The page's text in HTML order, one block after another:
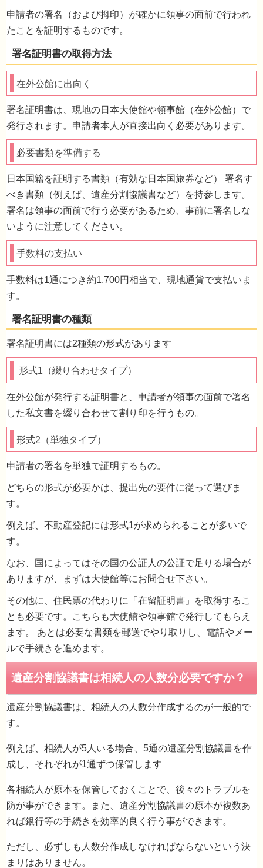
海外に住んでいる相続人がいて、実印があ
せん。どうしたらよいでしょうか？
署名証明書とは？
申請者の署名（および拇印）が確かに領事の面前で行われ
たことを証明するものです。
在外公館に出向く
署名証明書は、現地の日本大使館や領事館（在外公館）で
発行されます。申請者本人が直接出向く必要があります。
必要書類を準備する
日本国籍を証明する書類（有効な日本国旅券など） 署名す
べき書類（例えば、遺産分割協議書など）を持参します。
署名は領事の面前で行う必要があるため、事前に署名しな
いように注意してください。
手数料の支払い
手数料は1通につき約1,700円相当で、現地通貨で支払いま
す。
署名証明書の種類
署名証明書には2種類の形式があります
形式1（綴り合わせタイプ）
在外公館が発行する証明書と、申請者が領事の面前で署名
した私文書を綴り合わせて割り印を行うもの。
形式2（単独タイプ）
申請者の署名を単独で証明するもの。
どちらの形式が必要かは、提出先の要件に従って選びま
す。
例えば、不動産登記には形式1が求められることが多いで
す。
なお、国によってはその国の公証人の公証で足りる場合が
ありますが、まずは大使館等にお問合せ下さい。
その他に、住民票の代わりに「在留証明書」を取得するこ
とも必要です。こちらも大使館や領事館で発行してもらえ
ます。 あとは必要な書類を郵送でやり取りし、電話やメー
ルで手続きを進めます。
遺産分割協議書は、相続人の人数分作成するのが一般的で
す。
例えば、相続人が5人いる場合、5通の遺産分割協議書を作
成し、それぞれが1通ずつ保管します
各相続人が原本を保管しておくことで、後々のトラブルを
防が事ができます。また、遺産分割協議書の原本が複数あ
れば銀行等の手続きを効率的良く行う事ができます。
ただし、必ずしも人数分作成しなければならないという決
まりはありません。